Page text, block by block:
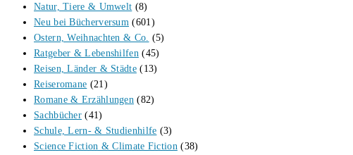
Natur, Tiere & Umwelt (8)
Neu bei Bücherversum (601)
Ostern, Weihnachten & Co. (5)
Ratgeber & Lebenshilfen (45)
Reisen, Länder & Städte (13)
Reiseromane (21)
Romane & Erzählungen (82)
Sachbücher (41)
Schule, Lern- & Studienhilfe (3)
Science Fiction & Climate Fiction (38)